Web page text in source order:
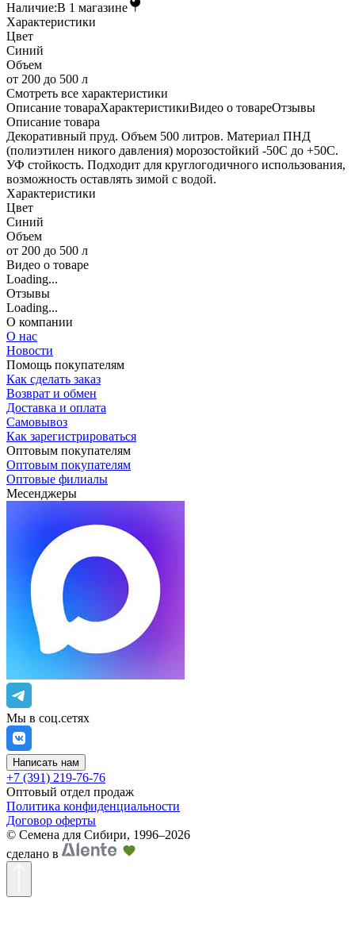
Наличие:В 1 магазине
Характеристики
Цвет
Синий
Объем
от 200 до 500 л
Cмотреть все характеристики
Описание товараХарактеристикиВидео о товареОтзывы
Описание товара
Декоративный пруд. Объем 500 литров. Материал ПНД
(полиэтилен никого давления) морозостойкий -50С до +50С.
УФ стойкость. Подходит для круглогодичного использования,
возможность оставлять зимой с водой.
Характеристики
Цвет
Синий
Объем
от 200 до 500 л
Видео о товаре
Loading...
Отзывы
Loading...
О компании
О нас
Новости
Помощь покупателям
Как сделать заказ
Возврат и обмен
Доставка и оплата
Самовывоз
Как зарегистрироваться
Оптовым покупателям
Оптовым покупателям
Оптовые филиалы
Месенджеры
Мы в соц.сетях
Написать нам
+7 (391) 219-76-76
Оптовый отдел продаж
Политика конфиденциальности
Договор оферты
© Семена для Сибири, 1996–2026
сделано в